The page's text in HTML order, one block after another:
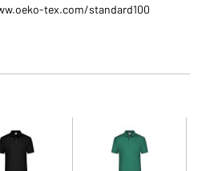
tex.com/standard100